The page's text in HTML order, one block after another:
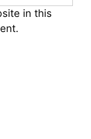
in this